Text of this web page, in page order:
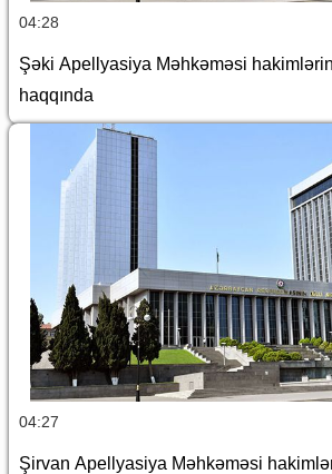
04:28
Şəki Apellyasiya Məhkəməsi
haqqında
04:27
Şirvan Apellyasiya Məhkəməsi